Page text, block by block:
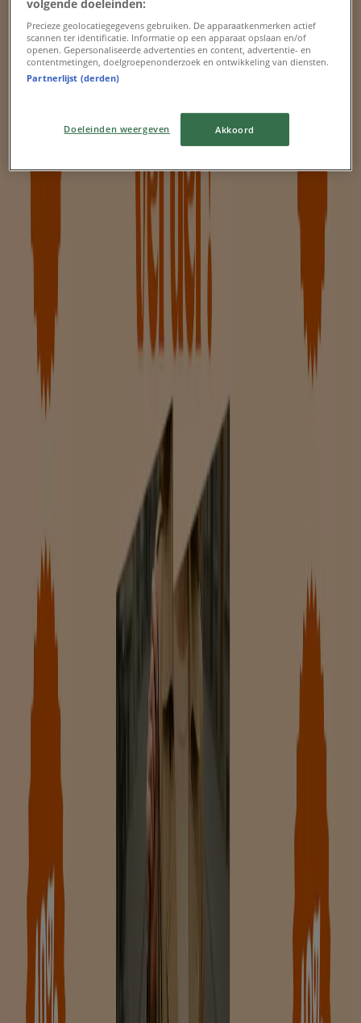
Verloopt 21-8Zutphen
Nieuw
Oprumingsverkoop
Verloopt 21-8Zutphen
ten Cate
Ten Cate Verkoop
Verloopt 21-8 Zutphen
Nieuw
Zutphen
Nieuw
Meer tonen
Advertentie
volgende doeleinden:
Precieze geolocatiegegevens gebruiken. De apparaatkenmerken actief
scannen ter identificatie. Informatie op een apparaat opslaan en/of
openen. Gepersonaliseerde advertenties en content, advertentie- en
contentmetingen, doelgroepenonderzoek en ontwikkeling van diensten.
Partnerlijst (derden)
Doeleinden weergeven Akkoord